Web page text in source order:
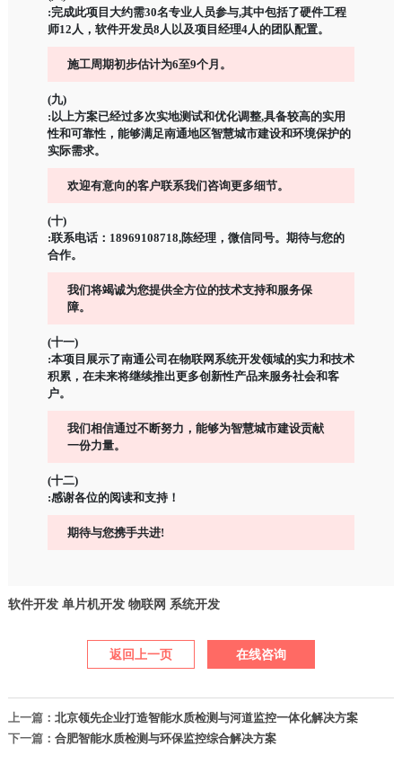
:完成此项目大约需30名专业人员参与,其中包括了硬件工程
师12人，软件开发员8人以及项目经理4人的团队配置。
施工周期初步估计为6至9个月。
(九)
:以上方案已经过多次实地测试和优化调整,具备较高的实用
性和可靠性，能够满足南通地区智慧城市建设和环境保护的
实际需求。
欢迎有意向的客户联系我们咨询更多细节。
(十)
:联系电话：18969108718,陈经理，微信同号。期待与您的
合作。
我们将竭诚为您提供全方位的技术支持和服务保
障。
(十一)
:本项目展示了南通公司在物联网系统开发领域的实力和技术
积累，在未来将继续推出更多创新性产品来服务社会和客
户。
我们相信通过不断努力，能够为智慧城市建设贡献
一份力量。
(十二)
:感谢各位的阅读和支持！
期待与您携手共进!
软件开发 单片机开发 物联网 系统开发
返回上一页 在线咨询
上一篇： 北京领先企业打造智能水质检测与河道监控一体化解决方案
下一篇： 合肥智能水质检测与环保监控综合解决方案